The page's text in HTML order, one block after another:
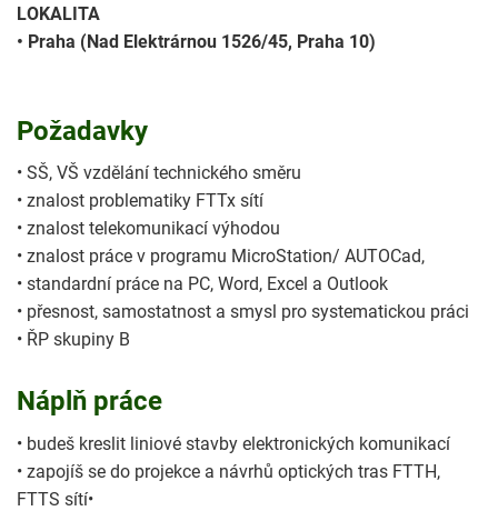
LOKALITA
• Praha (Nad Elektrárnou 1526/45, Praha 10)
Požadavky
• SŠ, VŠ vzdělání technického směru
• znalost problematiky FTTx sítí
• znalost telekomunikací výhodou
• znalost práce v programu MicroStation/ AUTOCad,
• standardní práce na PC, Word, Excel a Outlook
• přesnost, samostatnost a smysl pro systematickou práci
• ŘP skupiny B
Náplň práce
• budeš kreslit liniové stavby elektronických komunikací
• zapojíš se do projekce a návrhů optických tras FTTH,
FTTS sítí•